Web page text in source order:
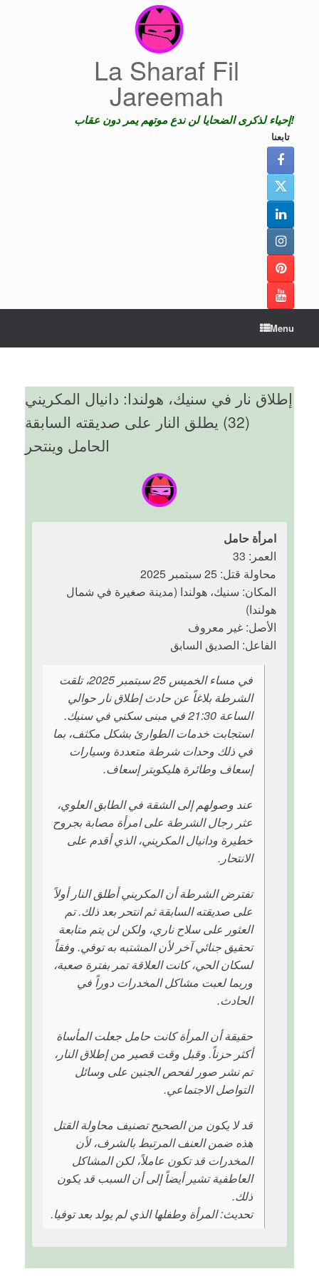
La Sharaf Fil
Jareemah
إحياء لذكرى الضحايا لن ندع موتهم يمر دون عقاب!
تابعنا
Menu
إطلاق نار في سنيك، هولندا: دانيال المكريني
(32) يطلق النار على صديقته السابقة
الحامل وينتحر
امرأة حامل
العمر: 33
محاولة قتل: 25 سبتمبر 2025
المكان: سنيك، هولندا (مدينة صغيرة في شمال
هولندا)
الأصل: غير معروف
الفاعل: الصديق السابق
في مساء الخميس 25 سبتمبر 2025، تلقت
الشرطة بلاغاً عن حادث إطلاق نار حوالي
الساعة 21:30 في مبنى سكني في سنيك.
استجابت خدمات الطوارئ بشكل مكثف، بما
في ذلك وحدات شرطة متعددة وسيارات
إسعاف وطائرة هليكوبتر إسعاف.
عند وصولهم إلى الشقة في الطابق العلوي،
عثر رجال الشرطة على امرأة مصابة بجروح
خطيرة ودانيال المكريني، الذي أقدم على
الانتحار.
تفترض الشرطة أن المكريني أطلق النار أولاً
على صديقته السابقة ثم انتحر بعد ذلك. تم
العثور على سلاح ناري، ولكن لن يتم متابعة
تحقيق جنائي آخر لأن المشتبه به توفي. وفقاً
لسكان الحي، كانت العلاقة تمر بفترة صعبة،
وربما لعبت مشاكل المخدرات دوراً في
الحادث.
حقيقة أن المرأة كانت حامل جعلت المأساة
أكثر حزناً. وقبل وقت قصير من إطلاق النار،
تم نشر صور لفحص الجنين على وسائل
التواصل الاجتماعي.
قد لا يكون من الصحيح تصنيف محاولة القتل
هذه ضمن العنف المرتبط بالشرف، لأن
المخدرات قد تكون عاملاً، لكن المشاكل
العاطفية تشير أيضاً إلى أن السبب قد يكون
ذلك.
تحديث: المرأة وطفلها الذي لم يولد بعد توفيا.